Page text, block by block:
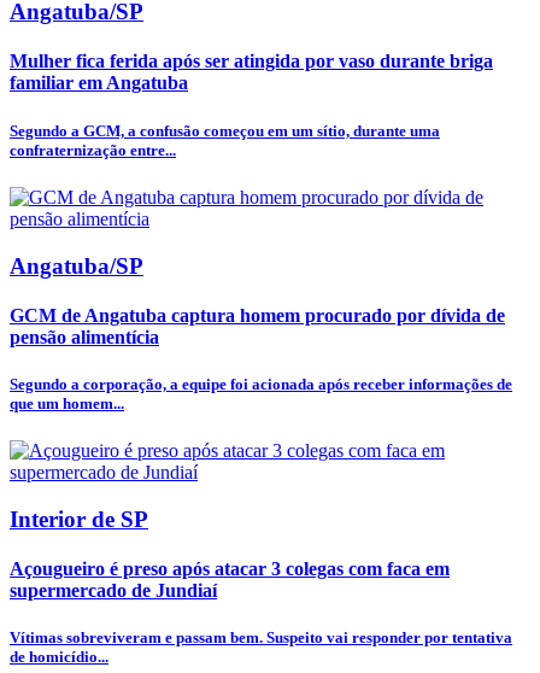
Angatuba/SP
Mulher fica ferida após ser atingida por vaso durante briga
familiar em Angatuba
Segundo a GCM, a confusão começou em um sítio, durante uma
confraternização entre...
Angatuba/SP
GCM de Angatuba captura homem procurado por dívida de
pensão alimentícia
Segundo a corporação, a equipe foi acionada após receber informações de
que um homem...
Interior de SP
Açougueiro é preso após atacar 3 colegas com faca em
supermercado de Jundiaí
Vítimas sobreviveram e passam bem. Suspeito vai responder por tentativa
de homicídio...